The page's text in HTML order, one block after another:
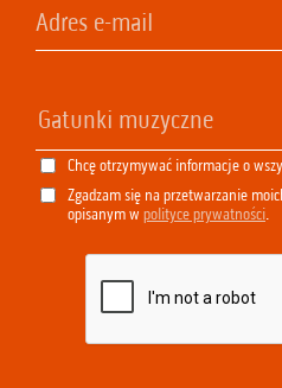
Chcę otrzymywać informacje o
Zgadzam się na przetwarzanie
opisanym w polityce prywatności.